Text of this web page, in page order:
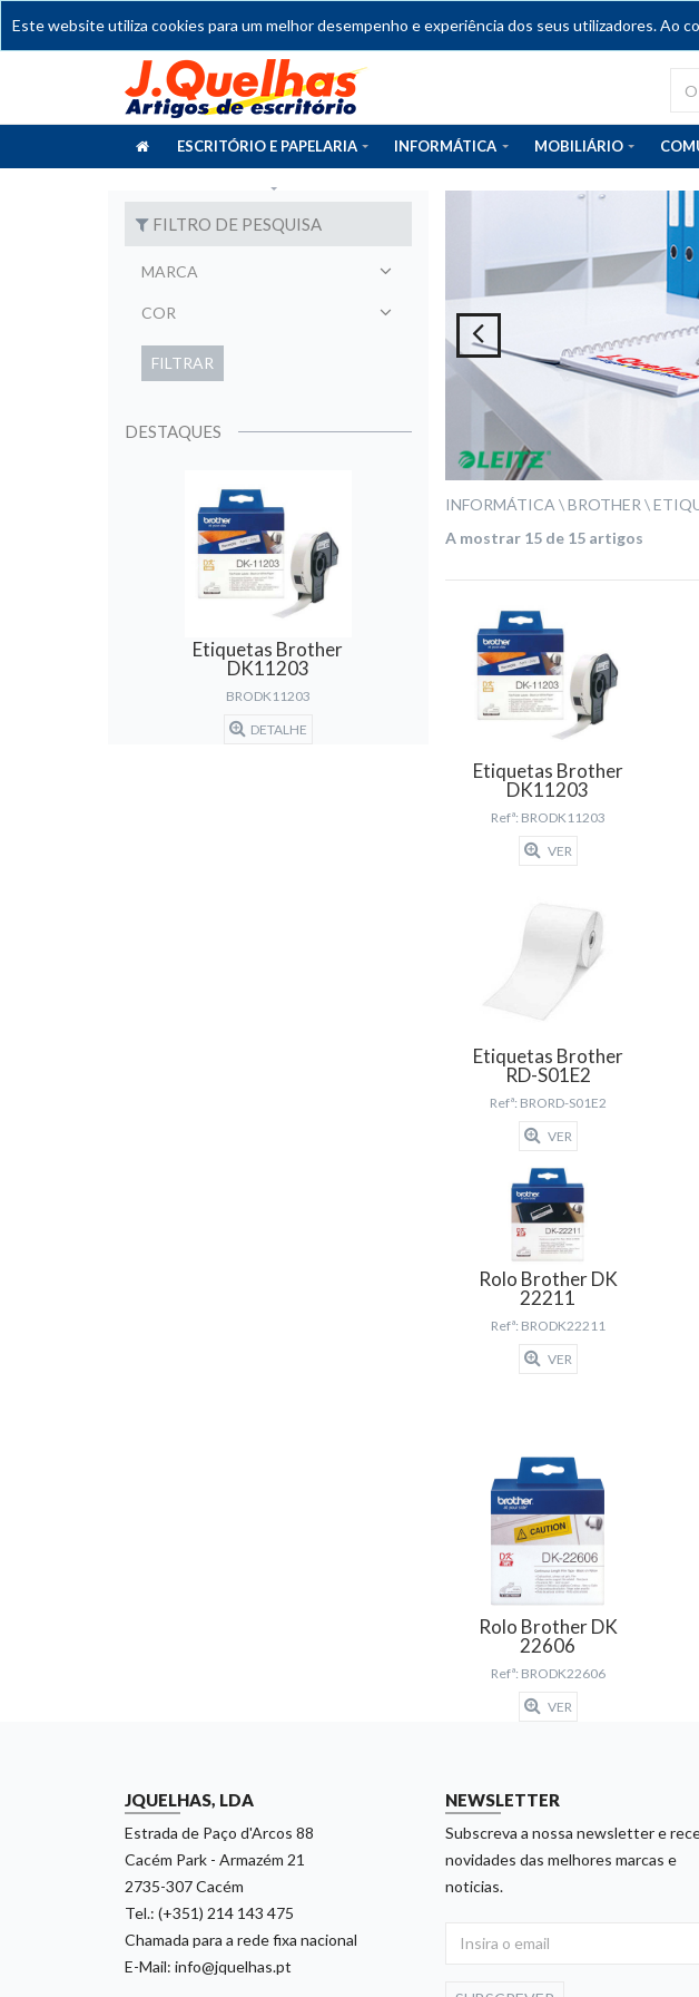
Este website utiliza cookies para um melhor desempenho e experiência dos seus utilizadores. Ao
ESCRITÓRIO E PAPELARIA INFORMÁTICA MOBILIÁRIO
FILTRO DE PESQUISA
MARCA
COR
FILTRAR
DESTAQUES
Etiquetas Brother
DK11203
BRODK11203
DETALHE
INFORMÁTICA BROTHER
A mostrar 15 de 15 artigos
Etiquetas Brother
DK11203
Refª: BRODK11203
VER
Etiquetas Brother
RD-S01E2
Refª: BRORD-S01E2
VER
Rolo Brother DK
22211
Refª: BRODK22211
VER
Rolo Brother DK
22606
Refª: BRODK22606
VER
JQUELHAS, LDA
Estrada de Paço d'Arcos 88
Cacém Park - Armazém 21
2735-307 Cacém
Tel.: (+351) 214 143 475
Chamada para a rede fixa nacional
E-Mail: info@jquelhas.pt
NEWSLETTER
Subscreva a nossa newsletter e
novidades das melhores marcas e
noticias.